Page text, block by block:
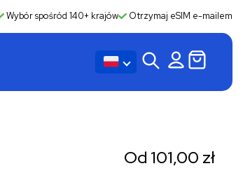
Wybór spośród 140+ krajów Otrzymaj eSIM e-mailem
Od 101,00 zł